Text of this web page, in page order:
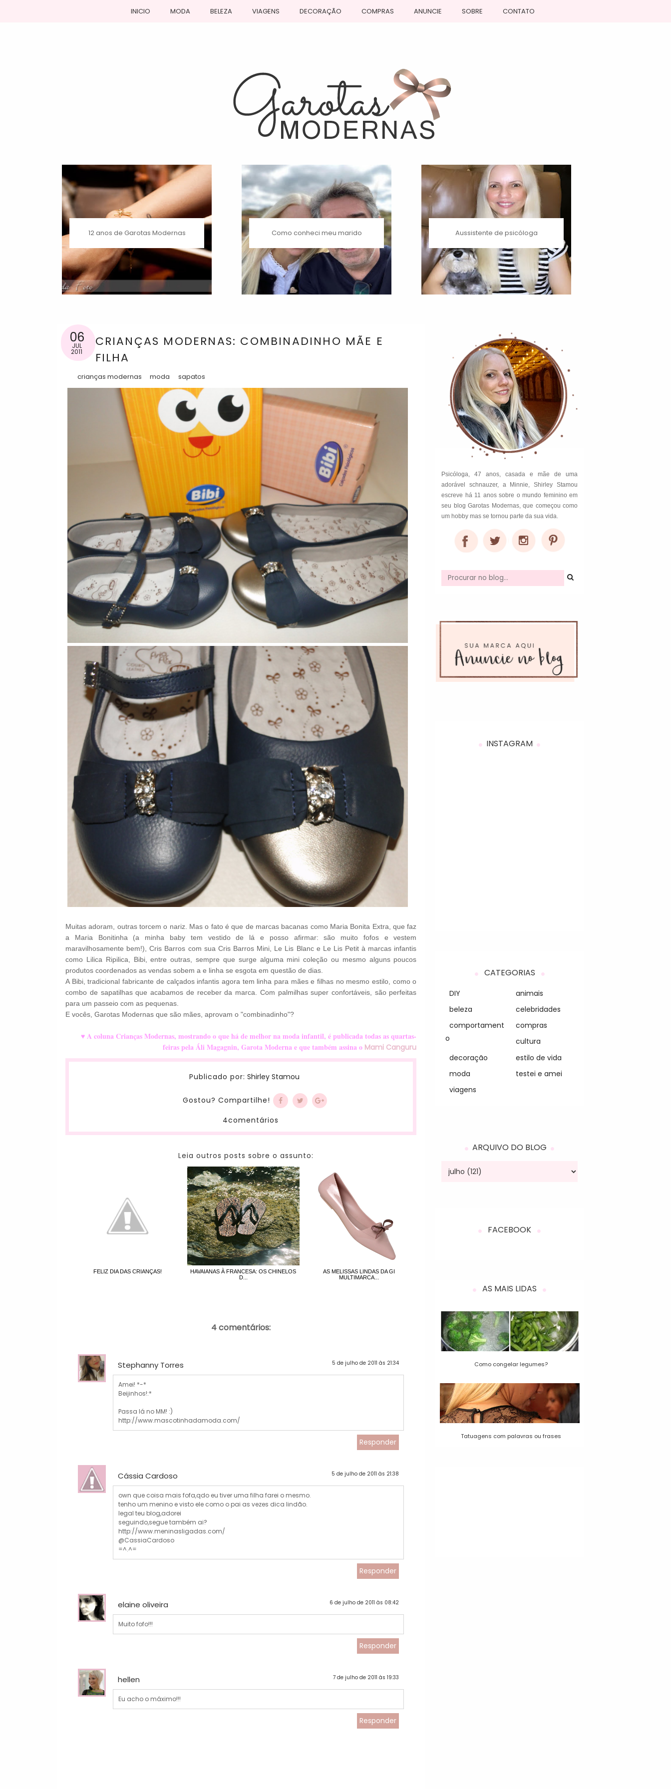
INICIO MODA BELEZA VIAGENS DECORAÇÃO COMPRAS ANUNCIE SOBRE CONTATO
12 anos de Garotas Modernas Como conheci meu marido Aussistente de psicóloga
06
JUL
2011
CRIANÇAS MODERNAS: COMBINADINHO MÃE E
FILHA
crianças modernas moda sapatos
Muitas adoram, outras torcem o nariz. Mas o fato é que de marcas bacanas como Maria Bonita Extra, que faz
a Maria Bonitinha (a minha baby tem vestido de lá e posso afirmar: são muito fofos e vestem
maravilhosamente bem!), Cris Barros com sua Cris Barros Mini, Le Lis Blanc e Le Lis Petit à marcas infantis
como Lilica Ripilica, Bibi, entre outras, sempre que surge alguma mini coleção ou mesmo alguns poucos
produtos coordenados as vendas sobem a e linha se esgota em questão de dias.
A Bibi, tradicional fabricante de calçados infantis agora tem linha para mães e filhas no mesmo estilo, como o
combo de sapatilhas que acabamos de receber da marca. Com palmilhas super confortáveis, são perfeitas
para um passeio com as pequenas.
E vocês, Garotas Modernas que são mães, aprovam o "combinadinho"?
♥ A colunaCrianças Modernas, mostrando o que há de melhor na modainfantil,é publicada todas as quartas-
feiras pela Áli Magagnin,Garota Moderna e que também assina o Mami Canguru
Publicado por: Shirley Stamou
Gostou? Compartilhe!
4comentários
Leia outros posts sobre o assunto:
FELIZ DIA DAS CRIANÇAS!
HAVAIANAS À FRANCESA: OS CHINELOS
D...
AS MELISSAS LINDAS DA GI
MULTIMARCA...
4 comentários:
Stephanny Torres 5 de julho de 2011 às 21:34
Amei! *-*
Beijinhos!:*
Passa lá no MM! :)
http://www.mascotinhadamoda.com/
Responder
Cássia Cardoso 5 de julho de 2011 às 21:38
own que coisa mais fofa,qdo eu tiver uma filha farei o mesmo.
tenho um menino e visto ele como o pai as vezes dica lindão.
legal teu blog,adorei
seguindo,segue também ai?
http://www.meninasligadas.com/
@CassiaCardoso
=^.^=
Responder
elaine oliveira 6 de julho de 2011 às 08:42
Muito fofo!!!
Responder
hellen 7 de julho de 2011 às 19:33
Eu acho o máximo!!!
Responder
Psicóloga, 47 anos, casada e mãe de uma
adorável schnauzer, a Minnie, Shirley Stamou
escreve há 11 anos sobre o mundo feminino em
seu blog Garotas Modernas, que começou como
um hobby mas se tornou parte da sua vida.
INSTAGRAM
CATEGORIAS
DIY
animais
beleza
celebridades
comportament
o
compras
cultura
decoração
estilo de vida
moda
testei e amei
viagens
ARQUIVO DO BLOG
FACEBOOK
AS MAIS LIDAS
Como congelar legumes?
Tatuagens com palavras ou frases